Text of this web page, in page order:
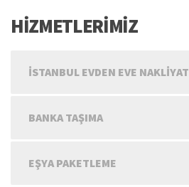
HİZMETLERİMİZ
İSTANBUL EVDEN EVE NAKLIYAT
BANKA TAŞIMA
EŞYA PAKETLEME